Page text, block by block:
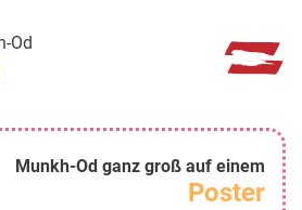
Od
Munkh-Od ganz groß auf einem
Poster